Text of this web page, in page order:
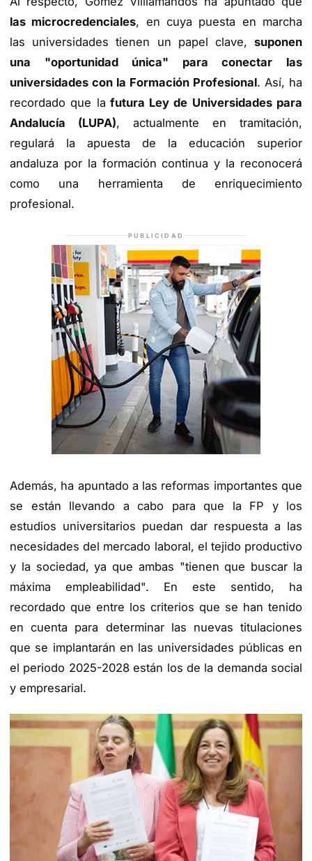
las microcredenciales, en cuya puesta en marcha
las universidades tienen un papel clave, suponen
una "oportunidad única" para conectar las
universidades con la Formación Profesional. Así, ha
recordado que la futura Ley de Universidades para
Andalucía (LUPA), actualmente en tramitación,
regulará la apuesta de la educación superior
andaluza por la formación continua y la reconocerá
como una herramienta de enriquecimiento
profesional.
PUBLICIDAD
Además, ha apuntado a las reformas importantes que
se están llevando a cabo para que la FP y los
estudios universitarios puedan dar respuesta a las
necesidades del mercado laboral, el tejido productivo
y la sociedad, ya que ambas "tienen que buscar la
máxima empleabilidad". En este sentido, ha
recordado que entre los criterios que se han tenido
en cuenta para determinar las nuevas titulaciones
que se implantarán en las universidades públicas en
el periodo 2025-2028 están los de la demanda social
y empresarial.